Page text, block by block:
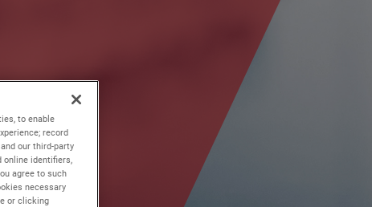
to enable
record
our third-party
online identifiers,
agree to such
necessary
or clicking